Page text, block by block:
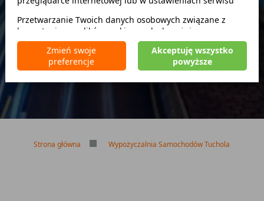
Brak limitu kilometrów
Bezpłatne odwołanie rezerwacji
Strona główna Wypożyczalnia Samochodów Tuchola
Przetwarzanie Twoich danych osobowych związane z
korzystaniem z plików cookie w celach wyżej
wymienionych jest prowadzone przez CarFree sp. z o.o. z
siedzibą w Warszawie (02-677), ul. Cybernetyki 5,
będącego administratorem danych. W niektórych
nasi partnerzy. Szczegółowe informacje na temat
korzystania przez nas i naszych partnerów z plików cookie
oraz przetwarzania Twoich danych osobowych, w tym
dotyczące Twoich uprawnień, zawarte są w naszej
Zmień swoje
preferencje
Akceptuję wszystko
powyższe